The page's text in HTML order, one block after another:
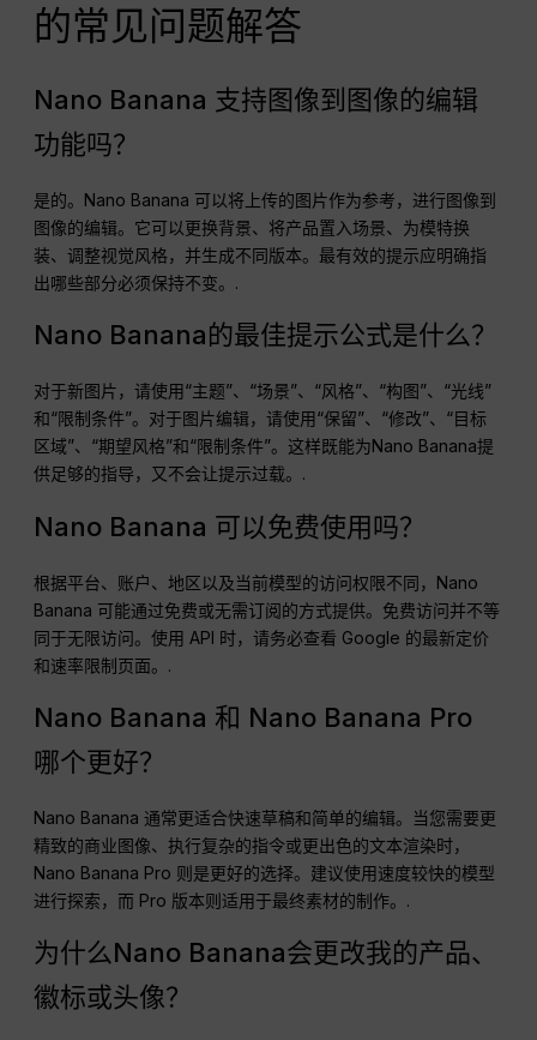
的常见问题解答
Nano Banana 支持图像到图像的编辑
功能吗？
是的。Nano Banana 可以将上传的图片作为参考，进行图像到
图像的编辑。它可以更换背景、将产品置入场景、为模特换
装、调整视觉风格，并生成不同版本。最有效的提示应明确指
出哪些部分必须保持不变。.
Nano Banana的最佳提示公式是什么？
对于新图片，请使用“主题”、“场景”、“风格”、“构图”、“光线”
和“限制条件”。对于图片编辑，请使用“保留”、“修改”、“目标
区域”、“期望风格”和“限制条件”。这样既能为Nano Banana提
供足够的指导，又不会让提示过载。.
Nano Banana 可以免费使用吗？
根据平台、账户、地区以及当前模型的访问权限不同，Nano
Banana 可能通过免费或无需订阅的方式提供。免费访问并不等
同于无限访问。使用 API 时，请务必查看 Google 的最新定价
和速率限制页面。.
Nano Banana 和 Nano Banana Pro
哪个更好？
Nano Banana 通常更适合快速草稿和简单的编辑。当您需要更
精致的商业图像、执行复杂的指令或更出色的文本渲染时，
Nano Banana Pro 则是更好的选择。建议使用速度较快的模型
进行探索，而 Pro 版本则适用于最终素材的制作。.
为什么Nano Banana会更改我的产品、
徽标或头像？